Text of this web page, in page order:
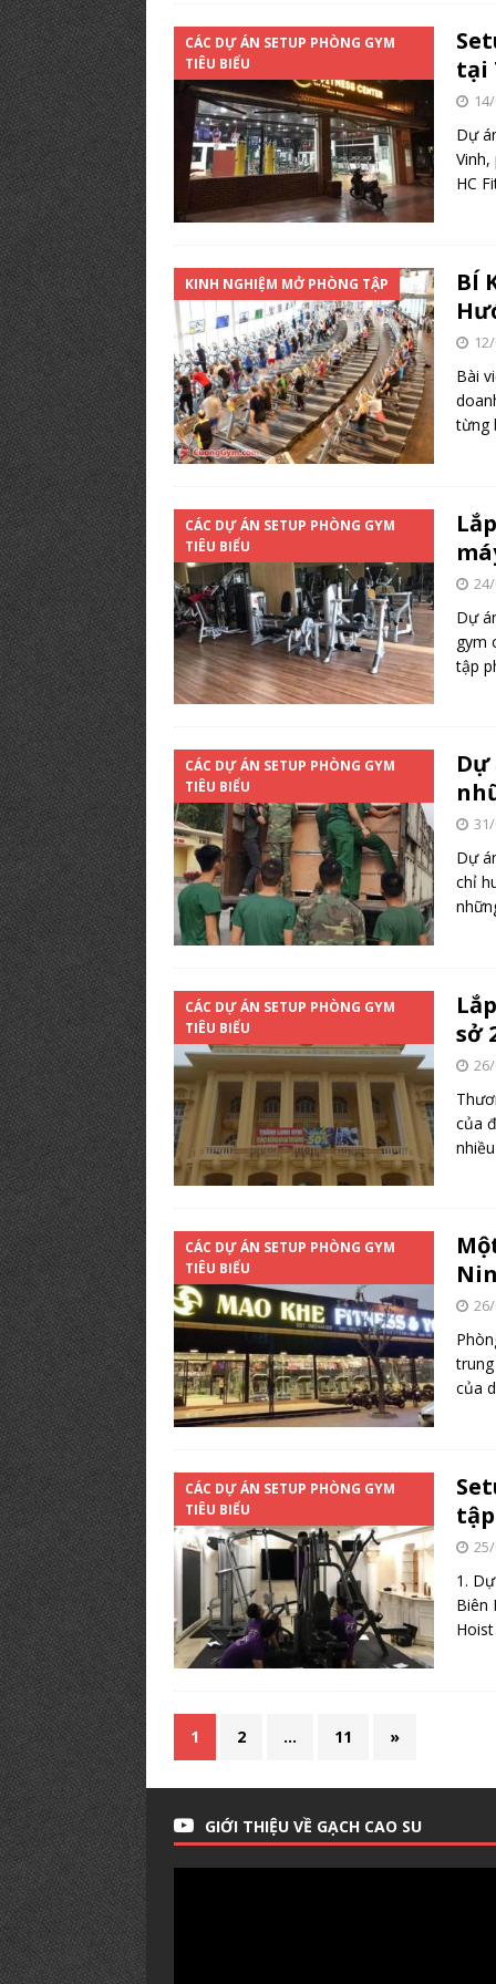
CÁC DỰ ÁN SETUP PHÒNG GYM
TIÊU BIỂU
tại
Dự
HC
KINH NGHIỆM MỞ PHÒNG TẬP
BÍ
Bài
từng
CÁC DỰ ÁN SETUP PHÒNG GYM
TIÊU BIỂU
Dự
gym
tập
CÁC DỰ ÁN SETUP PHÒNG GYM
TIÊU BIỂU
Dự
Dự
chỉ
CÁC DỰ ÁN SETUP PHÒNG GYM
TIÊU BIỂU
sở
của
CÁC DỰ ÁN SETUP PHÒNG GYM
TIÊU BIỂU
của
CÁC DỰ ÁN SETUP PHÒNG GYM
TIÊU BIỂU
1.
Biên
1 2 … 11 »
GIỚI THIỆU VỀ GẠCH CAO SU